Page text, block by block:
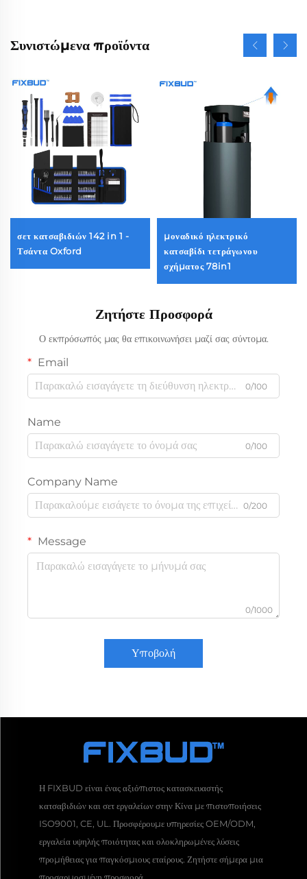
Συνιστώμενα προϊόντα
σετ κατσαβιδιών 142 in 1 -
Τσάντα Oxford
μοναδικό ηλεκτρικό
κατσαβίδι τετράγωνου
σχήματος 78in1
Ζητήστε Προσφορά
Ο εκπρόσωπός μας θα επικοινωνήσει μαζί σας σύντομα.
Email
0/100
Name
0/100
Company Name
0/200
Message
0/1000
Υποβολή
Η FIXBUD είναι ένας αξιόπιστος κατασκευαστής
κατσαβιδιών και σετ εργαλείων στην Κίνα με πιστοποιήσεις
ISO9001, CE, UL. Προσφέρουμε υπηρεσίες OEM/ODM,
εργαλεία υψηλής ποιότητας και ολοκληρωμένες λύσεις
προμήθειας για παγκόσμιους εταίρους. Ζητήστε σήμερα μια
προσαρμοσμένη προσφορά.